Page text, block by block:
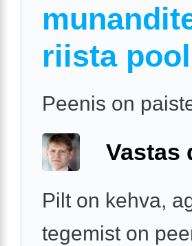
riista pool
Peenis on
Vastas
Pilt on kehva,
tegemist on